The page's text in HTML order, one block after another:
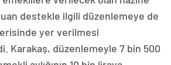
destekle ilgili düzenlemeye de
yer verilmesi
Karakaş, düzenlemeyle 7 bin 500